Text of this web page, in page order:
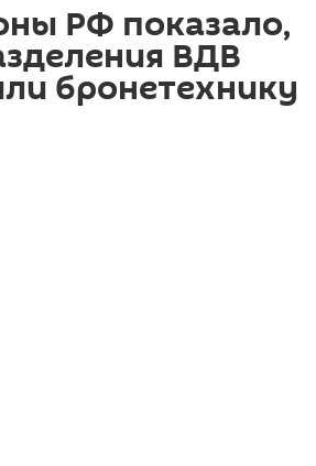
РФ показало,
ВДВ
бронетехнику